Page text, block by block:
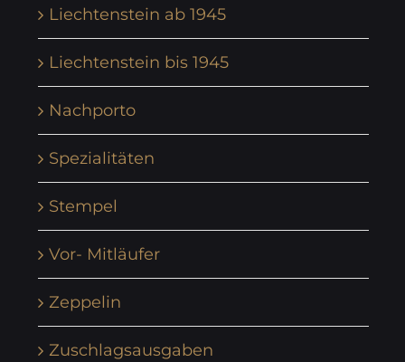
Liechtenstein ab 1945
Liechtenstein bis 1945
Nachporto
Spezialitäten
Stempel
Vor- Mitläufer
Zeppelin
Zuschlagsausgaben